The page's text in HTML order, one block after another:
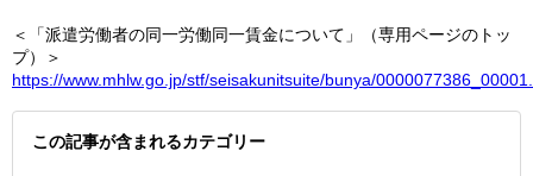
＜「派遣労働者の同一労働同一賃金について」（専用ページのトッ
プ）＞
https://www.mhlw.go.jp/stf/seisakunitsuite/bunya/
この記事が含まれるカテゴリー